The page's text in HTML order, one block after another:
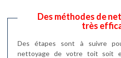
Des méthodes de
très
Des étapes sont à suivre
nettoyage de votre toit soit